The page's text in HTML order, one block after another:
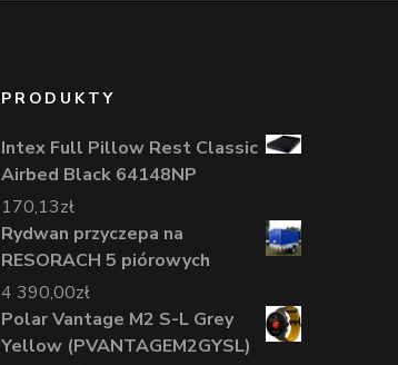
PRODUKTY
Intex Full Pillow Rest Classic
Airbed Black 64148NP
170,13zł
Rydwan przyczepa na
RESORACH 5 piórowych
4 390,00zł
Polar Vantage M2 S-L Grey
Yellow (PVANTAGEM2GYSL)